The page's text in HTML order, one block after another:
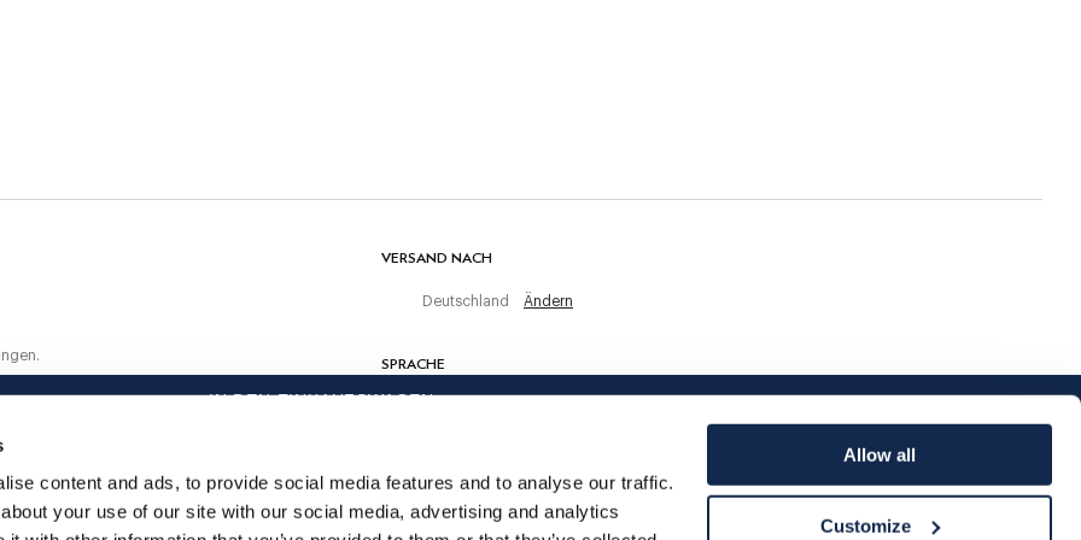
content and ads, to provide social media features and to analyse our traffic.
your use of our site with our social media, advertising and analytics
Allow all
Customize
IN DEN EINKAUFSWAGEN
VERSAND NACH
Deutschland Ändern
SPRACHE